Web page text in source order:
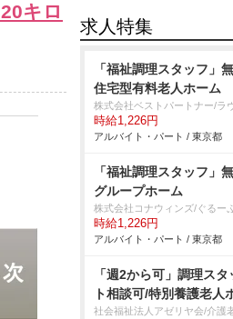
キロ
求人特集
「福祉調理スタッフ」
住宅型有料老人ホーム
株式会社ベストパートナー/ラ
時給1,226円
アルバイト・パート / 東京都
「福祉調理スタッフ」
グループホーム
株式会社コナウィンズ/ぐるー
時給1,226円
アルバイト・パート / 東京都
「週2から可」調理ス
ト相談可/特別養護老人
社会福祉法人アゼリヤ会/介護